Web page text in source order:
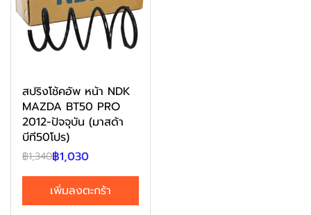
สปริงโช้คอัพ หน้า NDK
MAZDA BT50 PRO
2012-ปัจจุบัน (มาสด้า
บีที50โปร)
฿1,340฿1,030
เพิ่มลงตะกร้า